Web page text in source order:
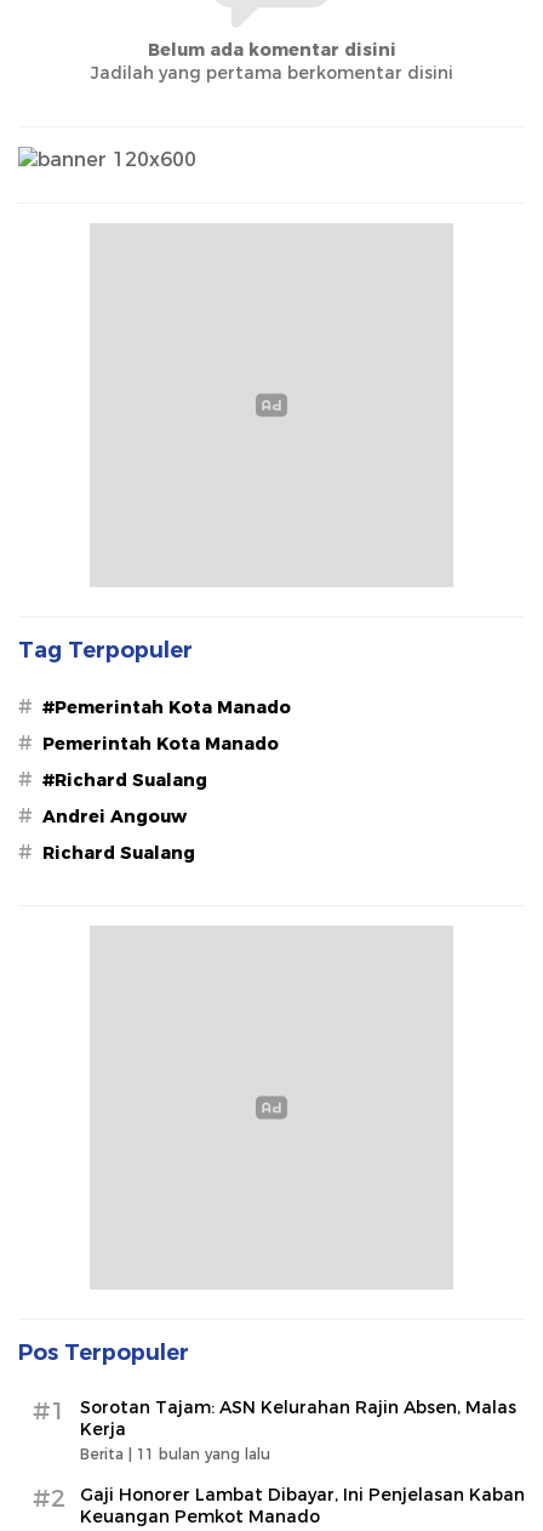
Belum ada komentar disini
Jadilah yang pertama berkomentar disini
Tag Terpopuler
# #Pemerintah Kota Manado
# Pemerintah Kota Manado
# #Richard Sualang
# Andrei Angouw
# Richard Sualang
Pos Terpopuler
#1
Sorotan Tajam: ASN Kelurahan Rajin Absen, Malas
Kerja
Berita | 11 bulan yang lalu
#2
Gaji Honorer Lambat Dibayar, Ini Penjelasan Kaban
Keuangan Pemkot Manado